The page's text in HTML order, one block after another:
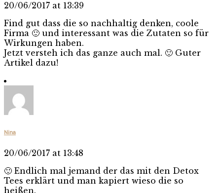
20/06/2017 at 13:39
Find gut dass die so nachhaltig denken, coole
Firma 🙂 und interessant was die Zutaten so für
Wirkungen haben.
Jetzt versteh ich das ganze auch mal. 🙂 Guter
Artikel dazu!
Nina
20/06/2017 at 13:48
🙂 Endlich mal jemand der das mit den Detox
Tees erklärt und man kapiert wieso die so
heißen.